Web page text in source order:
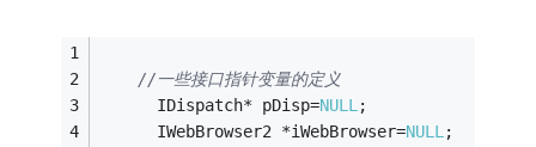
//一些接口指针变量的定义
      IDispatch* pDisp=
NULL;
      IWebBrowser2 *iWebBrowser=
NULL;